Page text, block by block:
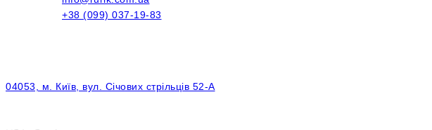
+38 (099) 037-19-83
04053, м. Київ, вул. Січових стрільців 52-А